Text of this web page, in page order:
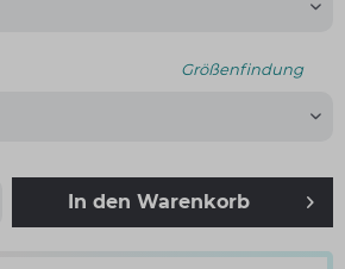
Größenfindung
In den Warenkorb